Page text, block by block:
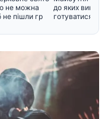
не можна
не пішли гр
до яких викликів
готуватися вже